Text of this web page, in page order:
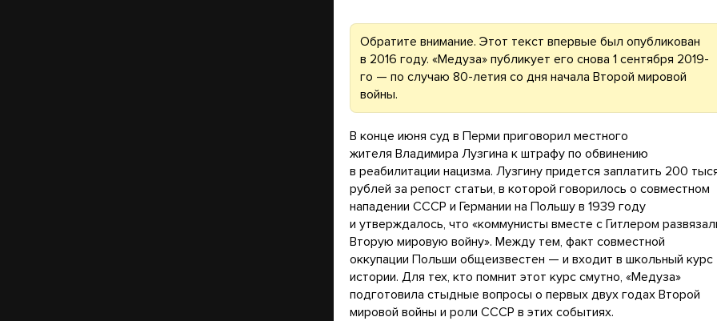
Обратите внимание. Этот текст впервые был опубликован
в 2016 году. «Медуза» публикует его снова 1 сентября 2019-
го — по случаю 80-летия со дня начала Второй мировой
войны.
В конце июня суд в Перми приговорил местного
жителя Владимира Лузгина к штрафу по обвинению
в реабилитации нацизма. Лузгину придется заплатить 200
рублей за репост статьи, в которой говорилось о совместном
нападении СССР и Германии на Польшу в 1939 году
и утверждалось, что «коммунисты вместе с Гитлером
Вторую мировую войну». Между тем, факт совместной
оккупации Польши общеизвестен — и входит в школьный курс
истории. Для тех, кто помнит этот курс смутно, «Медуза»
подготовила стыдные вопросы о первых двух годах Второй
мировой войны и роли СССР в этих событиях.